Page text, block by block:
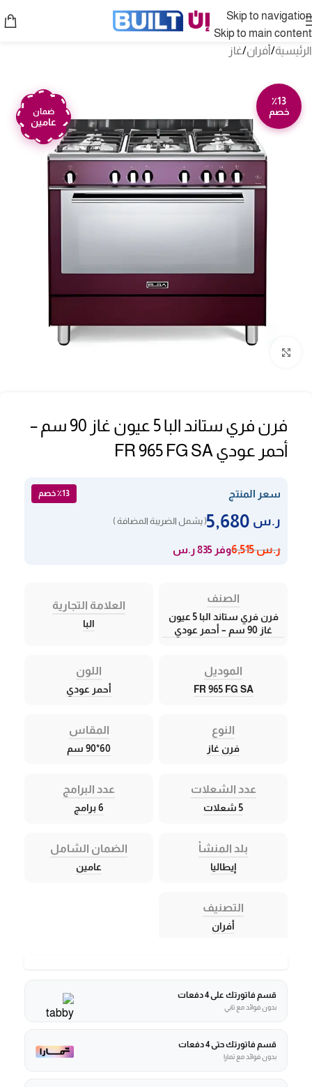
Skip to navigation
Skip to main content
الرئيسية/أفران/غاز
٪13
خصم
ضمان
عامين
فرن فري ستاند البا 5 عيون غاز 90 سم –
أحمر عودي FR 965 FG SA
سعر المنتج ٪13 خصم
ر.س ( يشمل الضريبة المضافة )
ر.س6,515 وفر 835 ر.س
الصنف
فرن فري ستاند البا 5 عيون
غاز 90 سم – أحمر عودي
العلامة التجارية
البا
الموديل
FR 965 FG SA
اللون
أحمر عودي
النوع
فرن غاز
المقاس
60*90 سم
عدد الشعلات
5 شعلات
عدد البرامج
6 برامج
بلد المنشأ
إيطاليا
الضمان الشامل
عامين
التصنيف
أفران
قسم فاتورتك على 4 دفعات
بدون فوائد مع تابي
قسم فاتورتك حتى 4 دفعات
بدون فوائد مع تمارا